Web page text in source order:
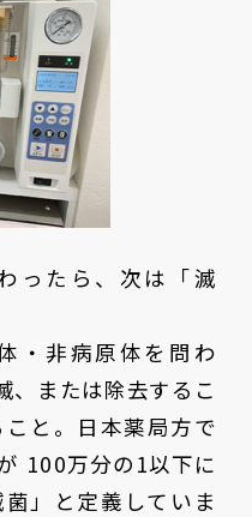
ったら、次は「滅
・非病原体を問わ
、または除去するこ
と。日本薬局方で
100万分の1以下に
」と定義していま